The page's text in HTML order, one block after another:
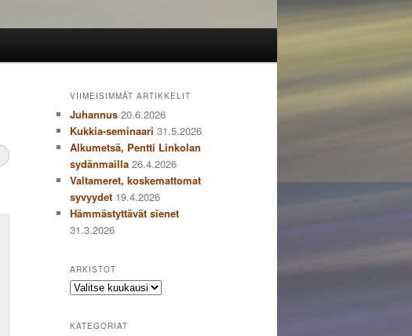
VIIMEISIMMÄT ARTIKKELIT
Juhannus 20.6.2026
Kukkia-seminaari 31.5.2026
Alkumetsä, Pentti Linkolan
sydänmailla 26.4.2026
Valtameret, koskemattomat
syvyydet 19.4.2026
Hämmästyttävät sienet
31.3.2026
ARKISTOT
Arkistot
KATEGORIAT